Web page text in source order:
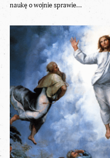
naukę o wojnie sprawie...